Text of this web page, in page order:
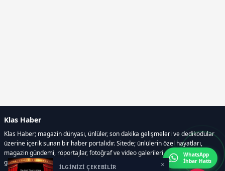
İLGİNİZİ ÇEKEBİLİR ×
Klas Haber
Klas Haber; magazin dünyası, ünlüler, son dakika gelişmeleri ve dedikodular
üzerine içerik sunan bir haber portalıdır. Sitede; ünlülerin özel hayatları,
magazin gündemi, röportajlar, fotoğraf ve video galerileri, resmi ilanlar, e-
gazete gibi geniş bir içerik yelpazesi bulunur.
WhatsApp
İhbar Hattı